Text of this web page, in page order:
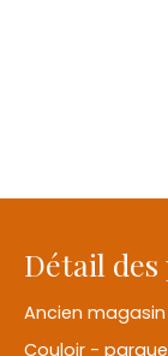
Détail des
Ancien
Couloir -